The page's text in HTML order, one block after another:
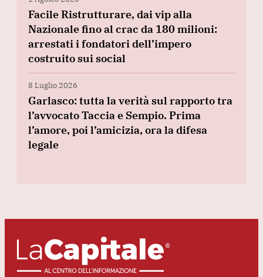
Facile Ristrutturare, dai vip alla
Nazionale fino al crac da 180 milioni:
arrestati i fondatori dell’impero
costruito sui social
8 Luglio 2026
Garlasco: tutta la verità sul rapporto tra
l’avvocato Taccia e Sempio. Prima
l’amore, poi l’amicizia, ora la difesa
legale